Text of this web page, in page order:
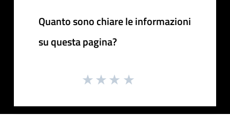
Quanto sono chiare le informazioni
su questa pagina?